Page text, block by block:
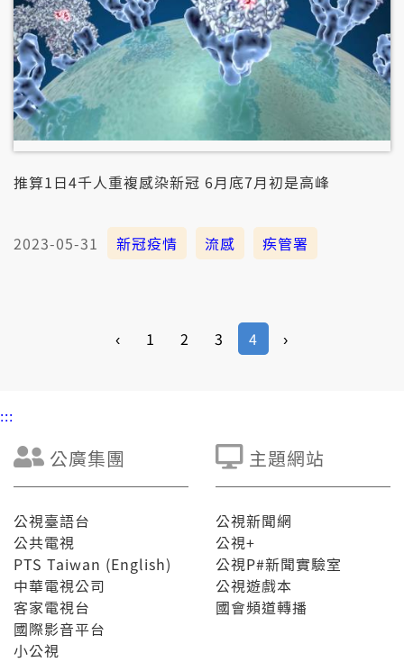
推算1日4千人重複感染新冠 6月底7月初是高峰
2023-05-31 新冠疫情 流感 疾管署
‹ 1 2 3 4 ›
:::
公廣集團
公視臺語台
公共電視
PTS Taiwan (English)
中華電視公司
客家電視台
國際影音平台
小公視
主題網站
公視新聞網
公視+
公視P#新聞實驗室
公視遊戲本
國會頻道轉播